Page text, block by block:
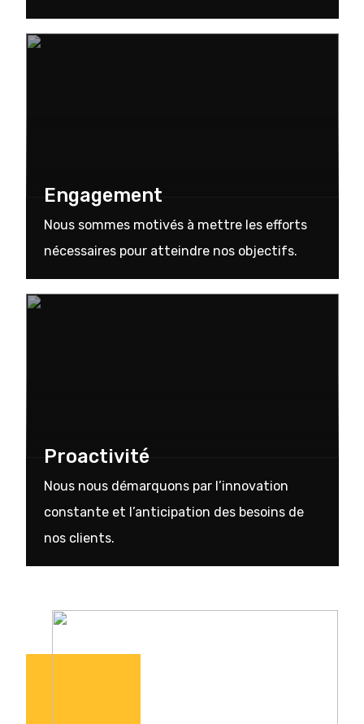
Engagement
Nous sommes motivés à mettre les efforts
nécessaires pour atteindre nos objectifs.
Proactivité
Nous nous démarquons par l’innovation
constante et l’anticipation des besoins de
nos clients.